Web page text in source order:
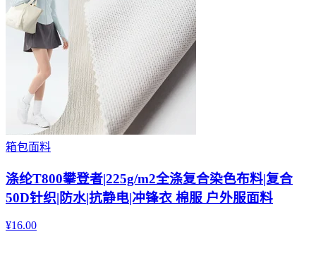
箱包面料
涤纶T800攀登者|225g/m2全涤复合染色布料|复合
50D针织|防水|抗静电|冲锋衣 棉服 户外服面料
¥16.00